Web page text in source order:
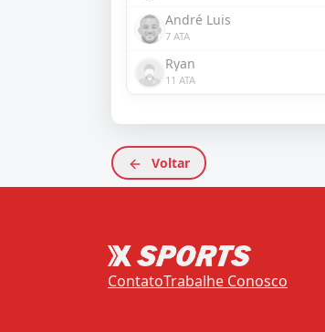
André Luis
7 ATA
Ryan
11 ATA
Voltar
ContatoTrabalhe Conosco